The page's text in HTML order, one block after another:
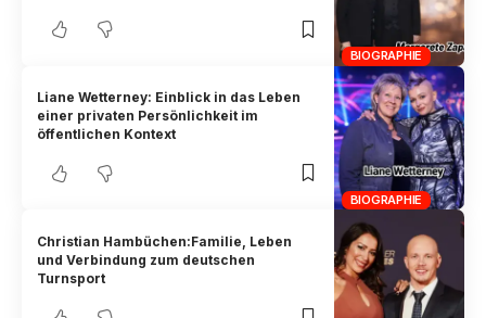
BIOGRAPHIE
BIOGRAPHIE
Liane Wetterney: Einblick in das Leben
einer privaten Persönlichkeit im
öffentlichen Kontext
Christian Hambüchen:Familie, Leben
und Verbindung zum deutschen
Turnsport